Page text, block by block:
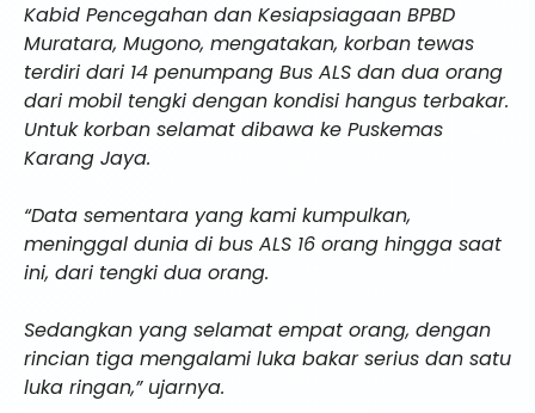
Kabid Pencegahan dan Kesiapsiagaan BPBD
Muratara, Mugono, mengatakan, korban tewas
terdiri dari 14 penumpang Bus ALS dan dua orang
dari mobil tengki dengan kondisi hangus terbakar.
Untuk korban selamat dibawa ke Puskemas
Karang Jaya.
“Data sementara yang kami kumpulkan,
meninggal dunia di bus ALS 16 orang hingga saat
ini, dari tengki dua orang.
Sedangkan yang selamat empat orang, dengan
rincian tiga mengalami luka bakar serius dan satu
luka ringan,” ujarnya.